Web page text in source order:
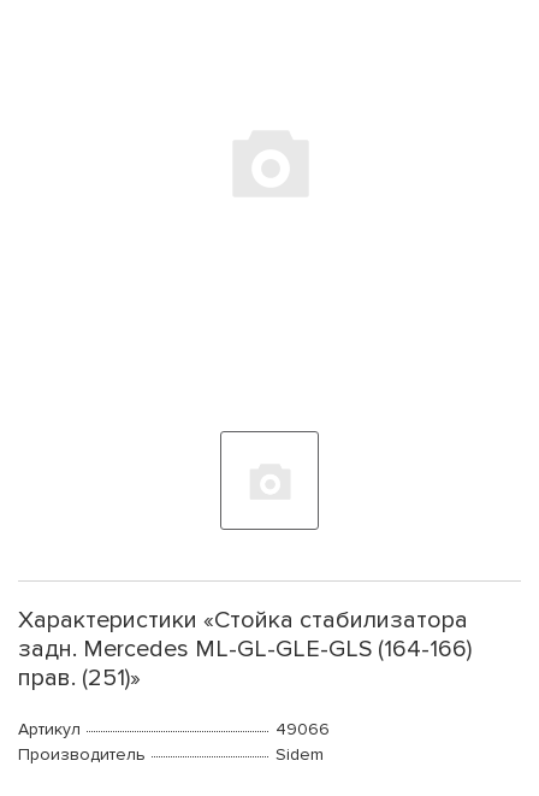
Характеристики «Стойка стабилизатора
задн. Mercedes ML-GL-GLE-GLS (164-166)
прав. (251)»
Артикул
49066
Производитель
Sidem